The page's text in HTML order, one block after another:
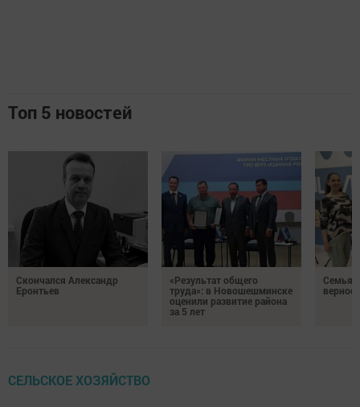
Топ 5 новостей
Скончался Александр
Еронтьев
«Результат общего
труда»: в Новошешминске
оценили развитие района
за 5 лет
Семья
СЕЛЬСКОЕ ХОЗЯЙСТВО